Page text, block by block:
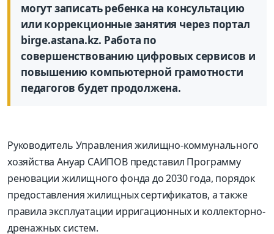
могут записать ребенка на консультацию
или коррекционные занятия через портал
birge.astana.kz. Работа по
совершенствованию цифровых сервисов и
повышению компьютерной грамотности
педагогов будет продолжена.
Руководитель Управления жилищно-коммунального
хозяйства Ануар САИПОВ представил Программу
реновации жилищного фонда до 2030 года, порядок
предоставления жилищных сертификатов, а также
правила эксплуатации ирригационных и коллекторно-
дренажных систем.